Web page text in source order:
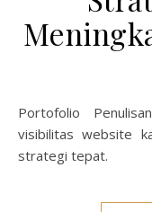
Portofolio Penulisan Artikel SEO yang meningkatkan
visibilitas website
strategi tepat.